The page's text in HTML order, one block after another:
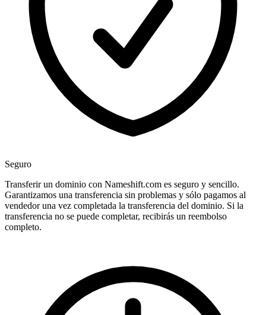
Seguro
Transferir un dominio con Nameshift.com es seguro y sencillo.
Garantizamos una transferencia sin problemas y sólo pagamos al
vendedor una vez completada la transferencia del dominio. Si la
transferencia no se puede completar, recibirás un reembolso
completo.